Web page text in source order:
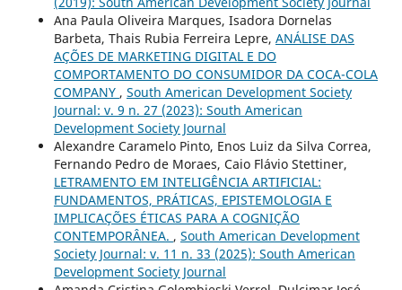
Ana Paula Oliveira Marques, Isadora Dornelas
Barbeta, Thais Rubia Ferreira Lepre, ANÁLISE DAS
AÇÕES DE MARKETING DIGITAL E DO
COMPORTAMENTO DO CONSUMIDOR DA COCA-COLA
COMPANY , South American Development Society
Journal: v. 9 n. 27 (2023): South American
Development Society Journal
Alexandre Caramelo Pinto, Enos Luiz da Silva Correa,
Fernando Pedro de Moraes, Caio Flávio Stettiner,
LETRAMENTO EM INTELIGÊNCIA ARTIFICIAL:
FUNDAMENTOS, PRÁTICAS, EPISTEMOLOGIA E
IMPLICAÇÕES ÉTICAS PARA A COGNIÇÃO
CONTEMPORÂNEA. , South American Development
Society Journal: v. 11 n. 33 (2025): South American
Development Society Journal